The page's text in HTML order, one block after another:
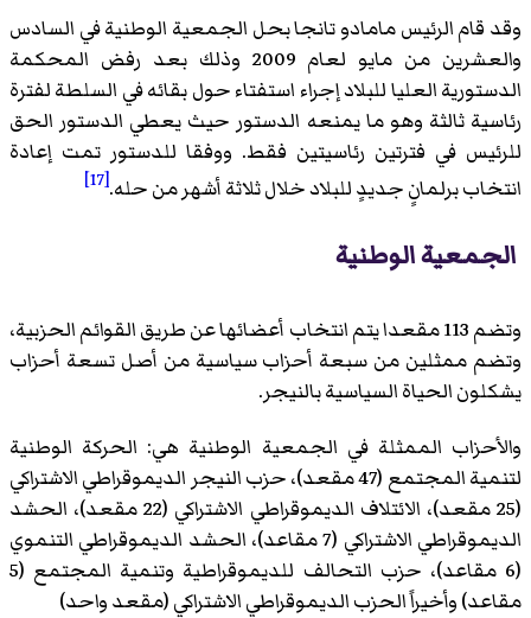
وقد قام الرئيس مامادو تانجا بحل الجمعية الوطنية في السادس
والعشرين من مايو لعام 2009 وذلك بعد رفض المحكمة
الدستورية العليا للبلاد إجراء استفتاء حول بقائه في السلطة لفترة
رئاسية ثالثة وهو ما يمنعه الدستور حيث يعطي الدستور الحق
للرئيس في فترتين رئاسيتين فقط. ووفقا للدستور تمت إعادة
انتخاب برلمانٍ جديدٍ للبلاد خلال ثلاثة أشهر من حله.[17]
الجمعية الوطنية
وتضم 113 مقعدا يتم انتخاب أعضائها عن طريق القوائم الحزبية،
وتضم ممثلين من سبعة أحزاب سياسية من أصل تسعة أحزاب
يشكلون الحياة السياسية بالنيجر.
والأحزاب الممثلة في الجمعية الوطنية هي: الحركة الوطنية
لتنمية المجتمع (47 مقعد)، حزب النيجر الديموقراطي الاشتراكي
(25 مقعد)، الائتلاف الديموقراطي الاشتراكي (22 مقعد)، الحشد
الديموقراطي الاشتراكي (7 مقاعد)، الحشد الديموقراطي التنموي
(6 مقاعد)، حزب التحالف للديموقراطية وتنمية المجتمع (5
مقاعد) وأخيراً الحزب الديموقراطي الاشتراكي (مقعد واحد)